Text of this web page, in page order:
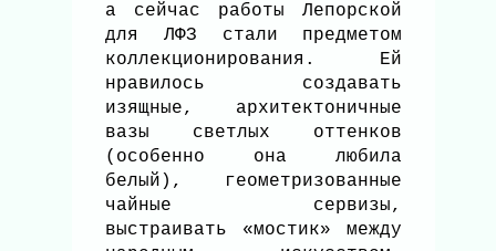
а сейчас работы Лепорской
для ЛФЗ стали предметом
коллекционирования. Ей
нравилось создавать
изящные, архитектоничные
вазы светлых оттенков
(особенно она любила
белый), геометризованные
чайные сервизы,
выстраивать «мостик» между